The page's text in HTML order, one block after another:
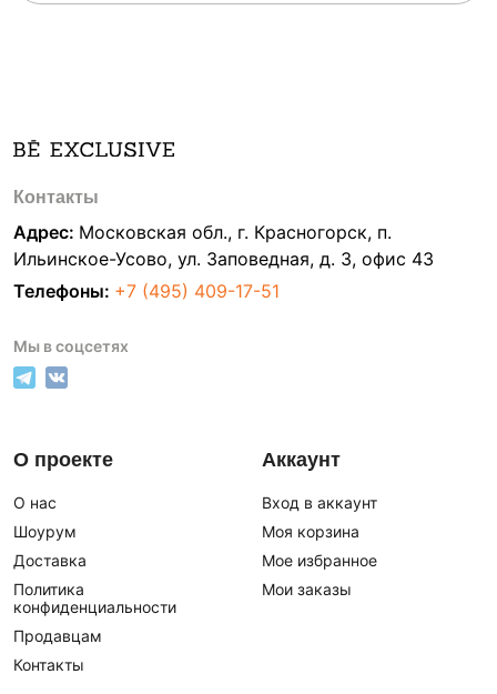
Контакты
Адрес: Московская обл., г. Красногорск, п.
Ильинское-Усово, ул. Заповедная, д. 3, офис 43
Телефоны: +7 (495) 409-17-51
Мы в соцсетях
О проекте
О нас
Шоурум
Доставка
Политика
конфиденциальности
Продавцам
Контакты
Аккаунт
Вход в аккаунт
Моя корзина
Мое избранное
Мои заказы